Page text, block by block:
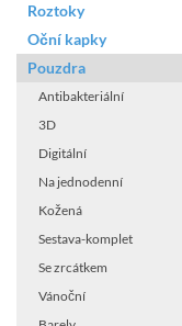
Roztoky
Oční kapky
Pouzdra
Antibakteriální
3D
Digitální
Na jednodenní
Kožená
Sestava-komplet
Se zrcátkem
Vánoční